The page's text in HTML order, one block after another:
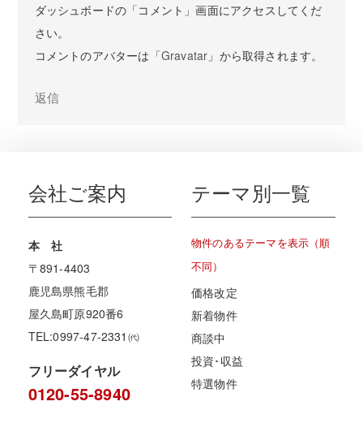
ダッシュボードの「コメント」画面にアクセスしてくだ
さい。
コメントのアバターは「Gravatar 」から取得されます。
返信
会社ご案内
本 社
〒891-4403
鹿児島県熊毛郡
屋久島町原920番6
TEL:0997-47-2331㈹
フリーダイヤル
0120-55-8940
テーマ別一覧
物件のあるテーマを表示（順
不同）
価格改定
新着物件
商談中
投資･収益
特選物件